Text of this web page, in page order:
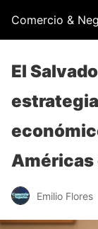
Comercio &
El
Américas
Emilio Flores